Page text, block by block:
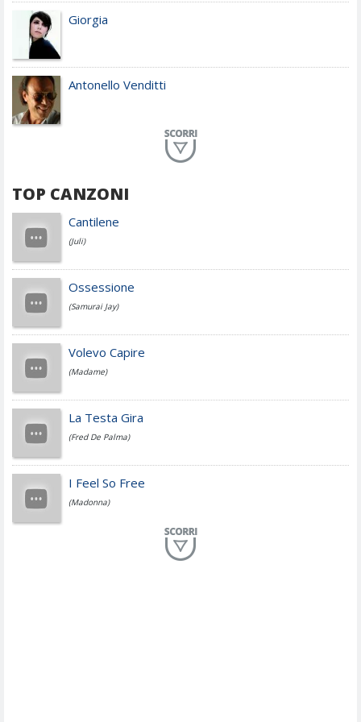
Giorgia
Antonello Venditti
Achille Lauro
Cesare Cremonini
Jovanotti
Fedez
Simone Cristicchi
TOP CANZONI
Cantilene
(Juli)
Ossessione
(Samurai Jay)
Volevo Capire
(Madame)
La Testa Gira
(Fred De Palma)
I Feel So Free
(Madonna)